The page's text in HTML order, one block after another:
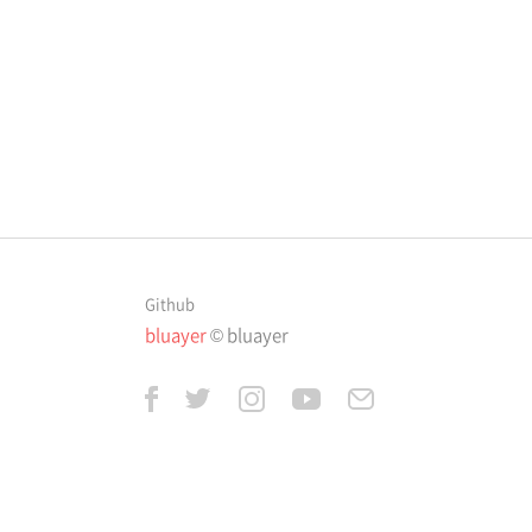
Github
bluayer© bluayer